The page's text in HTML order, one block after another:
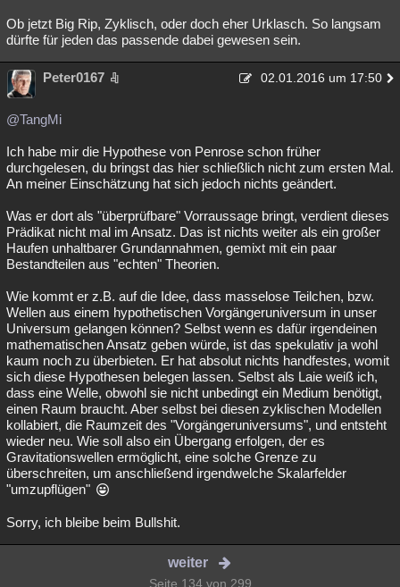
Ob jetzt Big Rip, Zyklisch, oder doch eher Urklasch. So langsam
dürfte für jeden das passende dabei gewesen sein.
Peter0167 02.01.2016 um 17:50
@TangMi
Ich habe mir die Hypothese von Penrose schon früher
durchgelesen, du bringst das hier schließlich nicht zum ersten Mal.
An meiner Einschätzung hat sich jedoch nichts geändert.
Was er dort als "überprüfbare" Vorraussage bringt, verdient dieses
Prädikat nicht mal im Ansatz. Das ist nichts weiter als ein großer
Haufen unhaltbarer Grundannahmen, gemixt mit ein paar
Bestandteilen aus "echten" Theorien.
Wie kommt er z.B. auf die Idee, dass masselose Teilchen, bzw.
Wellen aus einem hypothetischen Vorgängeruniversum in unser
Universum gelangen können? Selbst wenn es dafür irgendeinen
mathematischen Ansatz geben würde, ist das spekulativ ja wohl
kaum noch zu überbieten. Er hat absolut nichts handfestes, womit
sich diese Hypothesen belegen lassen. Selbst als Laie weiß ich,
dass eine Welle, obwohl sie nicht unbedingt ein Medium benötigt,
einen Raum braucht. Aber selbst bei diesen zyklischen Modellen
kollabiert, die Raumzeit des "Vorgängeruniversums", und entsteht
wieder neu. Wie soll also ein Übergang erfolgen, der es
Gravitationswellen ermöglicht, eine solche Grenze zu
überschreiten, um anschließend irgendwelche Skalarfelder
"umzupflügen"
Sorry, ich bleibe beim Bullshit.
weiter
Seite 134 von 299